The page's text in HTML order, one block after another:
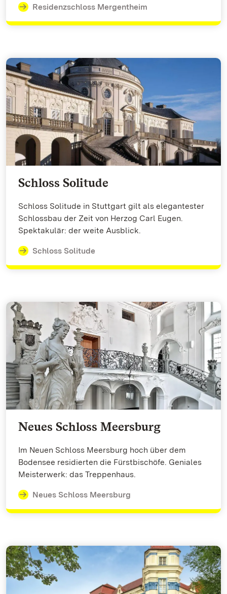
Residenzschloss Mergentheim
Schloss Solitude
Schloss Solitude in Stuttgart gilt als elegantester
Schlossbau der Zeit von Herzog Carl Eugen.
Spektakulär: der weite Ausblick.
Schloss Solitude
Neues Schloss Meersburg
Im Neuen Schloss Meersburg hoch über dem
Bodensee residierten die Fürstbischöfe. Geniales
Meisterwerk: das Treppenhaus.
Neues Schloss Meersburg